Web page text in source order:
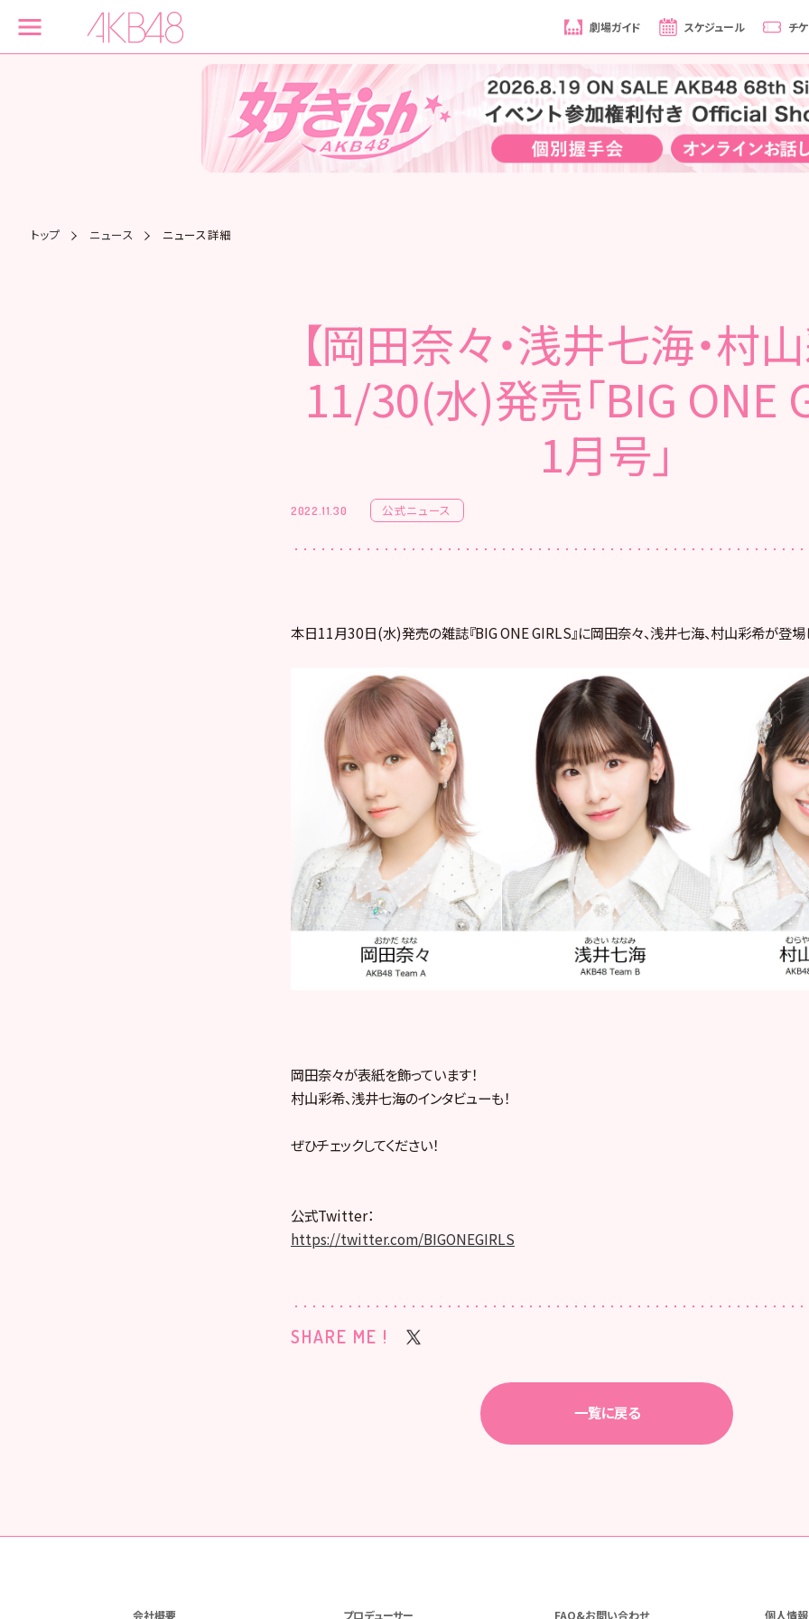
劇場ガイド スケジュール チ
トップ ニュース ニュース詳細
【岡田奈々・浅井七海・村
11/30(水)発売「BIG ONE
1月号」
2022.11.30 公式ニュース
本日11月30日(水)発売の雑誌『BIG ONE GIRLS』に岡田奈々、浅井七海、村山彩希が登場
岡田奈々が表紙を飾っています！
村山彩希、浅井七海のインタビューも！
ぜひチェックしてください！
公式Twitter：
https://twitter.com/BIGONEGIRLS
SHARE ME !
一覧に戻る
会社概要 プロデューサー FAQ&お問い合わせ 個人情